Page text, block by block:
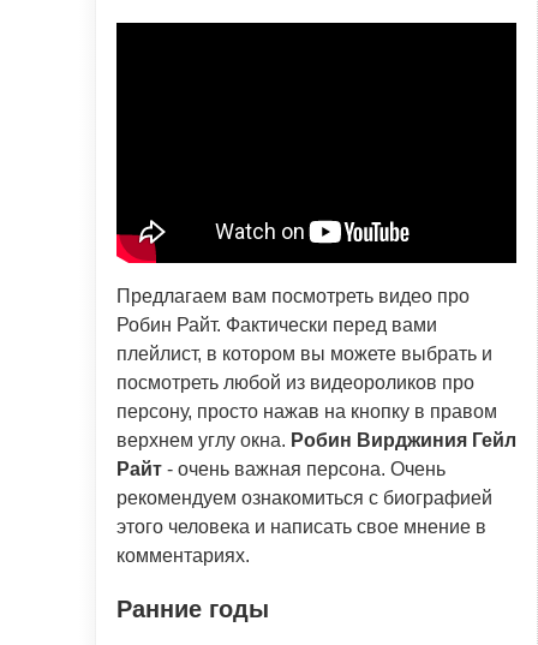
Предлагаем вам посмотреть видео про
Робин Райт. Фактически перед вами
плейлист, в котором вы можете выбрать и
посмотреть любой из видеороликов про
персону, просто нажав на кнопку в правом
верхнем углу окна. Робин Вирджиния Гейл
Райт - очень важная персона. Очень
рекомендуем ознакомиться с биографией
этого человека и написать свое мнение в
комментариях.
Ранние годы